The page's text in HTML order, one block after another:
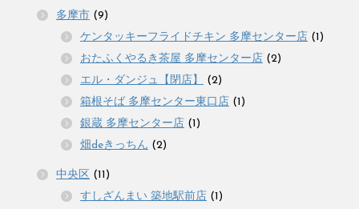
多摩市 (9)
ケンタッキーフライドチキン 多摩センター店 (1)
おたふくやるき茶屋 多摩センター店 (2)
エル・ダンジュ【閉店】
(2)
箱根そば 多摩センター東口店 (1)
銀蔵 多摩センター店 (1)
畑deきっちん (2)
中央区 (11)
すしざんまい 築地駅前店 (1)